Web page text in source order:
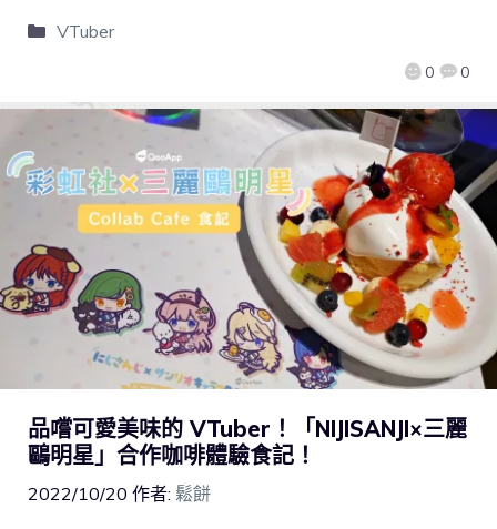
0 0
VTuber
品嚐可愛美味的 VTuber！「NIJISANJI×三麗
鷗明星」合作咖啡體驗食記！
2022/10/20 作者: 鬆餅